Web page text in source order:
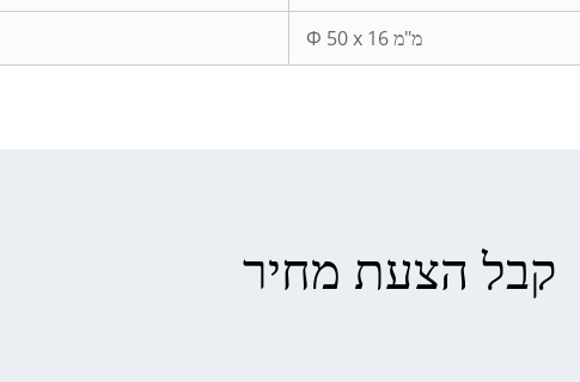
Φ 50 x 16 מ"מ
קבל הצעת מחיר